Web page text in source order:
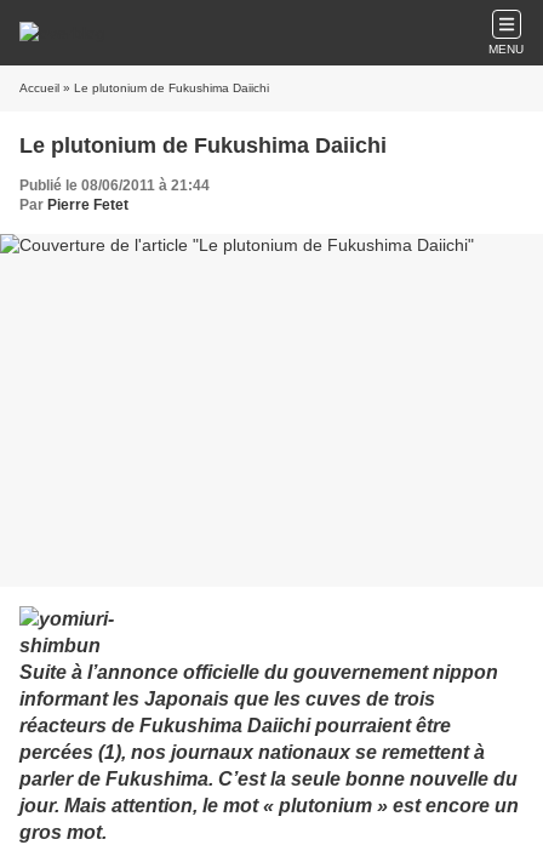
MENU
Accueil » Le plutonium de Fukushima Daiichi
Le plutonium de Fukushima Daiichi
Publié le 08/06/2011 à 21:44
Par Pierre Fetet
Suite à l’annonce officielle du gouvernement nippon
informant les Japonais que les cuves de trois
réacteurs de Fukushima Daiichi pourraient être
percées (1), nos journaux nationaux se remettent à
parler de Fukushima. C’est la seule bonne nouvelle du
jour. Mais attention, le mot « plutonium » est encore un
gros mot.